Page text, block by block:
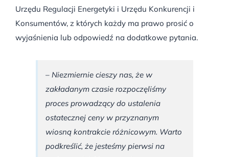
Urzędu Regulacji Energetyki i Urzędu Konkurencji i
Konsumentów, z których każdy ma prawo prosić o
wyjaśnienia lub odpowiedź na dodatkowe pytania.
– Niezmiernie cieszy nas, że w
zakładanym czasie rozpoczęliśmy
proces prowadzący do ustalenia
ostatecznej ceny w przyznanym
wiosną kontrakcie różnicowym. Warto
podkreślić, że jesteśmy pierwsi na